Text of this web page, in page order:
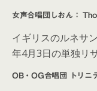
女声合唱団しおん：
イギリスのルネサ
年4月3日の単独リ
OB・OG合唱団 トリニ